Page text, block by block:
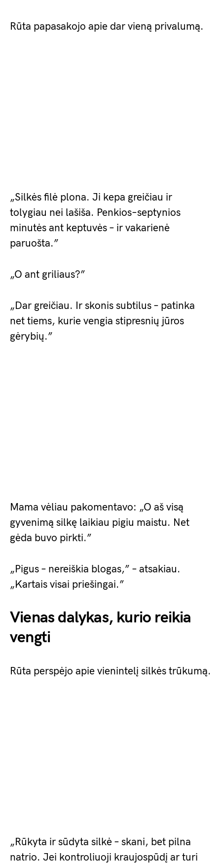
Rūta papasakojo apie dar vieną privalumą.
„Silkės filė plona. Ji kepa greičiau ir
tolygiau nei lašiša. Penkios–septynios
minutės ant keptuvės – ir vakarienė
paruošta.”
„O ant griliaus?”
„Dar greičiau. Ir skonis subtilus – patinka
net tiems, kurie vengia stipresnių jūros
gėrybių.”
Mama vėliau pakomentavo: „O aš visą
gyvenimą silkę laikiau pigiu maistu. Net
gėda buvo pirkti.”
„Pigus – nereiškia blogas,” – atsakiau.
„Kartais visai priešingai.”
Vienas dalykas, kurio reikia
vengti
Rūta perspėjo apie vienintelį silkės trūkumą.
„Rūkyta ir sūdyta silkė – skani, bet pilna
natrio. Jei kontroliuoji kraujospūdį ar turi